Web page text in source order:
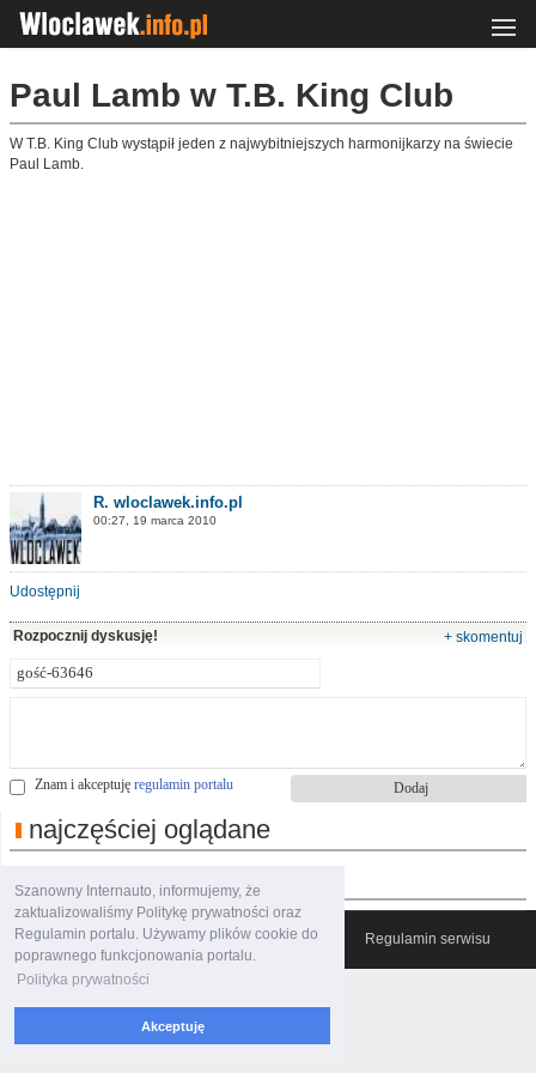
Szanowny Internauto, informujemy, że
zaktualizowaliśmy Politykę prywatności oraz
Regulamin portalu. Używamy plików cookie do
poprawnego funkcjonowania portalu.
Polityka prywatności
Akceptuję
Paul Lamb w T.B. King Club
W T.B. King Club wystąpił jeden z najwybitniejszych harmonijkarzy na świecie
Paul Lamb.
R. wloclawek.info.pl
00:27, 19 marca 2010
Udostępnij
Rozpocznij dyskusję! + skomentuj
Znam i akceptuję regulamin portalu
najczęściej oglądane
polecane filmy
© 2007-2026 Włocławski Portal informacyjny Regulamin serwisu